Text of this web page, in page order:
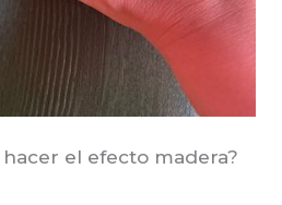
el efecto madera?